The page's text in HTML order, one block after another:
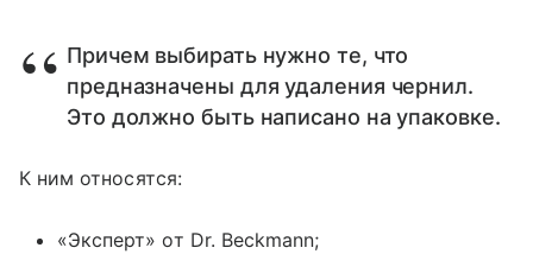
Причем выбирать нужно те, что
предназначены для удаления чернил.
Это должно быть написано на упаковке.
К ним относятся:
«Эксперт» от Dr. Beckmann;